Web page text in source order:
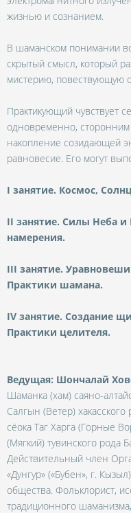
жизнью и сознанием.
В шаманском понимании
скрытый смысл, который
мистерию, повествующую
Практикующий чувствует
одновременно,
накопление созидающей
равновесие. Его могут
I занятие. Космос,
II занятие. Силы Неба
намерения.
III занятие.
Практики шамана.
IV занятие. Создание
Практики целителя.
Ведущая: Шончалай
Шаманка (хам) саяно-
Салгын (Ветер)
сёока Таг Харга (Горные
(Мягкий) тувинского рода
Действительный член
«Дунгур» («Бубен», г.
общества. Фольклорист,
традиционного